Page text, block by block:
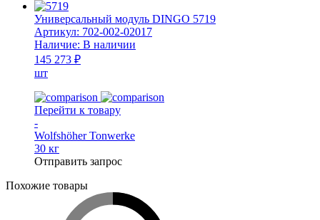
Универсальный модуль DINGO 5719
Артикул: 702-002-02017
Наличие: В наличии
145 273 ₽
шт
Перейти к товару
-
Wolfshöher Tonwerke
30 кг
Отправить запрос
Похожие товары